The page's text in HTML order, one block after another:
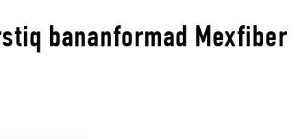
bananformad Mexfiber